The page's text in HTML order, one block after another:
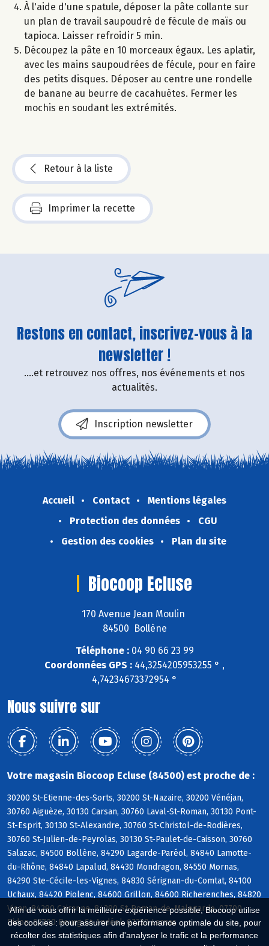
Afin de vous offrir la meilleure expérience possible, Biocoop utilise
des cookies : pour assurer une performance optimale du site, pour
récolter des statistiques afin d'analyser le trafic et la performance
À l'aide d'une spatule, déposer la pâte collante sur
un plan de travail saupoudré de fécule de maïs ou
tapioca. Laisser refroidir 5 min.
Découpez la pâte en 10 morceaux égaux. Les aplatir,
avec les mains saupoudrées de fécule, pour en faire
des petits disques. Déposer au centre une rondelle
de banane au beurre de cacahuètes. Fermer les
mochis en soudant les extrémités.
Retour à la liste
Imprimer la recette
Restons en contact, inscrivez-vous à la
newsletter !
....et retrouvez nos offres, nos événements et nos
actualités.
Inscription newsletter
Accueil Contact
Mentions légales
Protection des données
CGU
Gestion des cookies
Plan du site
Biocoop Ecluse
170 Avenue Jean Moulin
84500 Bollène
Téléphone :04 90 66 23 99
Coordonnées GPS : 44,3254205953255 ° ,
4,74234673372954 °
Nous suivre sur
Votre magasin Biocoop Ecluse (84500) est proche de :
30200 St-Etienne-des-Sorts, 30200 St-Nazaire, 30200 Vénéjan,
30760 Aiguèze, 30130 Carsan, 30760 Laval-St-Roman, 30130 Pont-
St-Esprit, 30130 St-Alexandre, 30760 St-Christol-de-Rodières,
30760 St-Julien-de-Peyrolas, 30130 St-Paulet-de-Caisson, 30760
Salazac, 84500 Bollène, 84290 Lagarde-Paréol, 84840 Lamotte-
du-Rhône, 84840 Lapalud, 84430 Mondragon, 84550 Mornas,
84290 Ste-Cécile-les-Vignes, 84830 Sérignan-du-Comtat, 84100
Uchaux, 84420 Piolenc, 84600 Grillon, 84600 Richerenches, 84820
Visan, 84290 Cairanne, 84290 St-Roman-de-Malegarde, 07700
Bidon, 07700 Bourg-St-Andéol, 07220 Larnas